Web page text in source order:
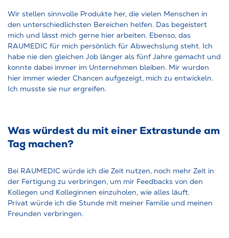
Wir stellen sinnvolle Produkte her, die vielen Menschen in
den unterschiedlichsten Bereichen helfen. Das begeistert
mich und lässt mich gerne hier arbeiten. Ebenso, das
RAUMEDIC für mich persönlich für Abwechslung steht. Ich
habe nie den gleichen Job länger als fünf Jahre gemacht und
konnte dabei immer im Unternehmen bleiben. Mir wurden
hier immer wieder Chancen aufgezeigt, mich zu entwickeln.
Ich musste sie nur ergreifen.
Was würdest du mit einer Extrastunde am
Tag machen?
Bei RAUMEDIC würde ich die Zeit nutzen, noch mehr Zeit in
der Fertigung zu verbringen, um mir Feedbacks von den
Kollegen und Kolleginnen einzuholen, wie alles läuft.
Privat würde ich die Stunde mit meiner Familie und meinen
Freunden verbringen.